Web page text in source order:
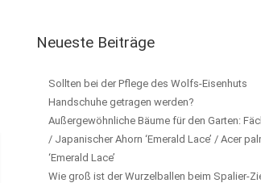
Neueste Beiträge
Sollten bei der Pflege des Wolfs-Eisenhuts
Handschuhe getragen werden?
Außergewöhnliche Bäume für den Garten:
/ Japanischer Ahorn ‘Emerald Lace’ / Acer
‘Emerald Lace’
Wie groß ist der Wurzelballen beim Spalier-